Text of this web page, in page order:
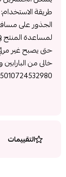
طريقة
لمساعدة المنتج
حتى يصبح غير
خالى من
5010724532980
التقييمات